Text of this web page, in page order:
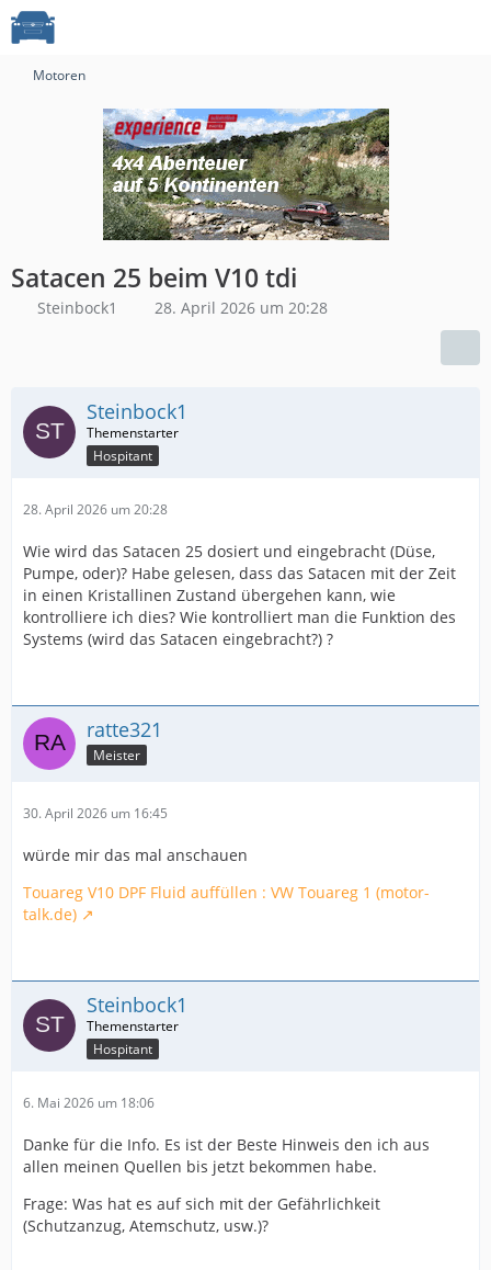
Motoren
Satacen 25 beim V10 tdi
Steinbock1 28. April 2026 um 20:28
Steinbock1
Hospitant
28. April 2026 um 20:28
Wie wird das Satacen 25 dosiert und eingebracht (Düse,
Pumpe, oder)? Habe gelesen, dass das Satacen mit der Zeit
in einen Kristallinen Zustand übergehen kann, wie
kontrolliere ich dies? Wie kontrolliert man die Funktion des
Systems (wird das Satacen eingebracht?) ?
ratte321
Meister
30. April 2026 um 16:45
würde mir das mal anschauen
Touareg V10 DPF Fluid auffüllen : VW Touareg 1 (motor-
talk.de)
Steinbock1
Hospitant
6. Mai 2026 um 18:06
Danke für die Info. Es ist der Beste Hinweis den ich aus
allen meinen Quellen bis jetzt bekommen habe.
Frage: Was hat es auf sich mit der Gefährlichkeit
(Schutzanzug, Atemschutz, usw.)?